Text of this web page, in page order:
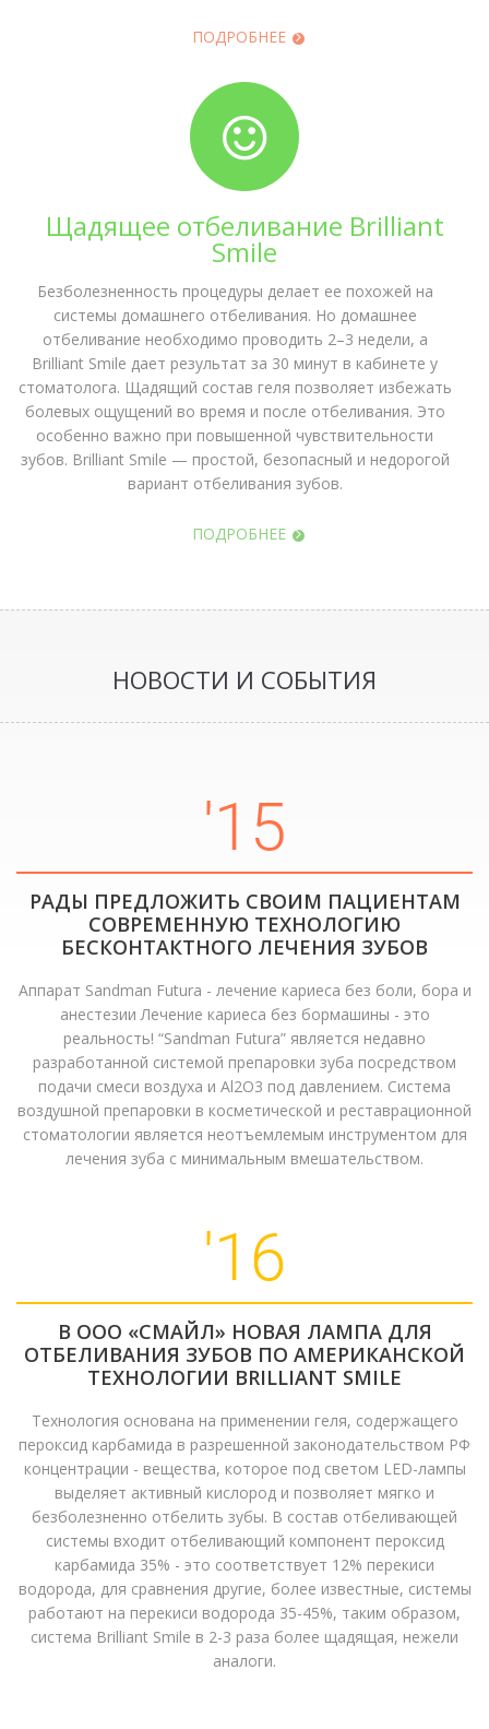
ПОДРОБНЕЕ
Щадящее отбеливание Brilliant
Smile
Безболезненность процедуры делает ее похожей на
системы домашнего отбеливания. Но домашнее
отбеливание необходимо проводить 2–3 недели, а
Brilliant Smile дает результат за 30 минут в кабинете у
стоматолога. Щадящий состав геля позволяет избежать
болевых ощущений во время и после отбеливания. Это
особенно важно при повышенной чувствительности
зубов. Brilliant Smile — простой, безопасный и недорогой
вариант отбеливания зубов.
ПОДРОБНЕЕ
НОВОСТИ И СОБЫТИЯ
'15
РАДЫ ПРЕДЛОЖИТЬ СВОИМ ПАЦИЕНТАМ
СОВРЕМЕННУЮ ТЕХНОЛОГИЮ
БЕСКОНТАКТНОГО ЛЕЧЕНИЯ ЗУБОВ
Аппарат Sandman Futura - лечение кариеса без боли, бора и
анестезии Лечение кариеса без бормашины - это
реальность! “Sandman Futura” является недавно
разработанной системой препаровки зуба посредством
подачи смеси воздуха и Al2О3 под давлением. Система
воздушной препаровки в косметической и реставрационной
стоматологии является неотъемлемым инструментом для
лечения зуба с минимальным вмешательством.
'16
В ООО «СМАЙЛ» НОВАЯ ЛАМПА ДЛЯ
ОТБЕЛИВАНИЯ ЗУБОВ ПО АМЕРИКАНСКОЙ
ТЕХНОЛОГИИ BRILLIANT SMILE
Технология основана на применении геля, содержащего
пероксид карбамида в разрешенной законодательством РФ
концентрации - вещества, которое под светом LED-лампы
выделяет активный кислород и позволяет мягко и
безболезненно отбелить зубы. В состав отбеливающей
системы входит отбеливающий компонент пероксид
карбамида 35% - это соответствует 12% перекиси
водорода, для сравнения другие, более известные, системы
работают на перекиси водорода 35-45%, таким образом,
система Brilliant Smile в 2-3 раза более щадящая, нежели
аналоги.